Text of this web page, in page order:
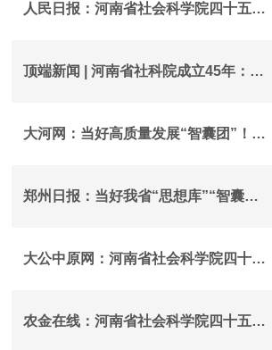
人民日报：河南省社会科学院四十五年高质量发展座谈会在郑州举办
顶端新闻 | 河南省社科院成立45年：将继续提高服务党和政府决策的能力水平
大河网：当好高质量发展“智囊团”！河南省社会科学院四十五年高质量发展座谈会在郑举办
郑州日报：当好我省“思想库”“智囊团” 为推进中国式现代化建设河南实践贡献社科智慧
大公中原网：河南省社会科学院四十五年高质量发展座谈会举办
农金在线：河南省社会科学院四十五年高质量发展座谈会在郑州举办